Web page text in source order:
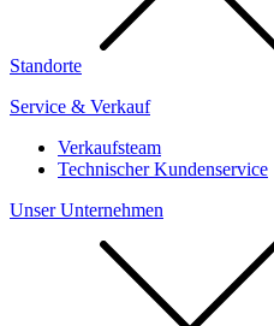
Standorte
Service & Verkauf
Verkaufsteam
Technischer Kundenservice
Unser Unternehmen